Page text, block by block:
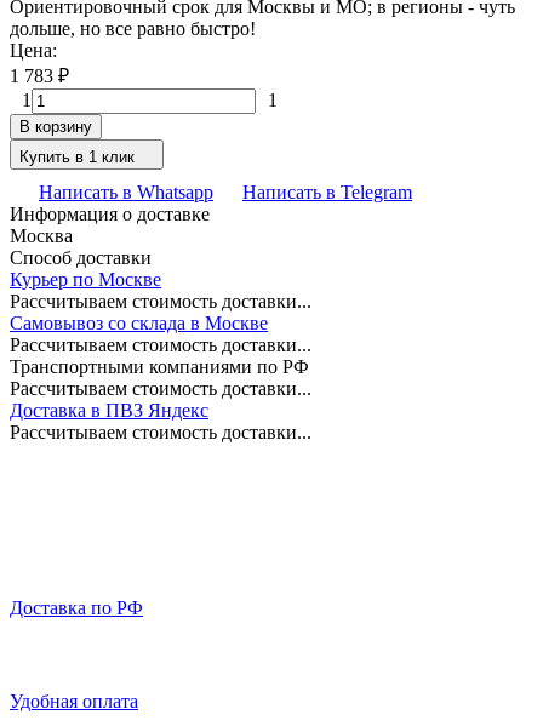
Ориентировочный срок для Москвы и МО; в регионы - чуть
дольше, но все равно быстро!
Цена:
1 783 ₽
1
1
В корзину
Купить в 1 клик
Написать в Whatsapp
Написать в Telegram
Информация о доставке
Москва
Способ доставки
Курьер по Москве
Рассчитываем стоимость доставки...
Самовывоз со склада в Москве
Рассчитываем стоимость доставки...
Транспортными компаниями по РФ
Рассчитываем стоимость доставки...
Доставка в ПВЗ Яндекс
Рассчитываем стоимость доставки...
Доставка по РФ
Удобная оплата